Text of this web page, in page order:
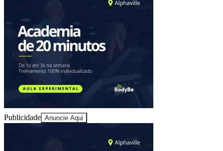
Juventude
Publicidade Anuncie Aqui